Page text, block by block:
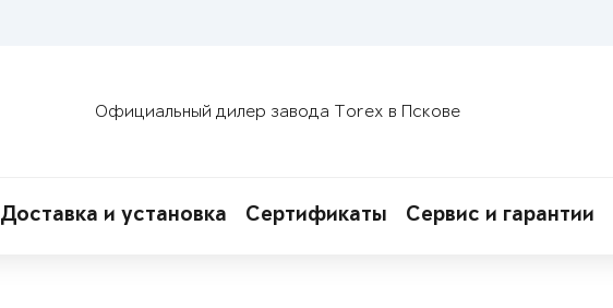
Официальный дилер завода Torex в Пскове
Доставка и установка Сертификаты Сервис и гарантии